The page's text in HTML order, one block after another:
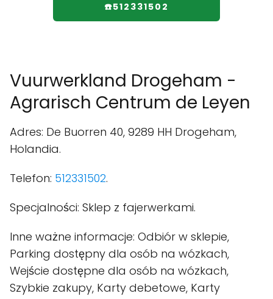
☎️512331502
Vuurwerkland Drogeham -
Agrarisch Centrum de Leyen
Adres: De Buorren 40, 9289 HH Drogeham,
Holandia.
Telefon: 512331502.
Specjalności: Sklep z fajerwerkami.
Inne ważne informacje: Odbiór w sklepie,
Parking dostępny dla osób na wózkach,
Wejście dostępne dla osób na wózkach,
Szybkie zakupy, Karty debetowe, Karty